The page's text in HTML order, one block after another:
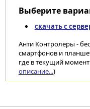
Выберите
скачать с
Анти Контролеры -
смартфонов и
где в текущий
описание...)